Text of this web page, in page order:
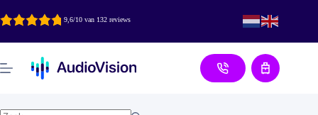
naar
inhoud
9,6/10 van 132 reviews
Aanvraag